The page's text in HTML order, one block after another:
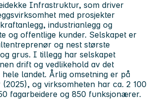
Infrastruktur, som driver
med prosjekter
industrianlegg og
og offentlige kunder. Selskapet er
og nest største
grus. I tillegg har selskapet
drift og vedlikehold av det
landet. Årlig omsetning er på
og virksomheten har ca. 2 100
fagarbeidere og 850 funksjonærer.